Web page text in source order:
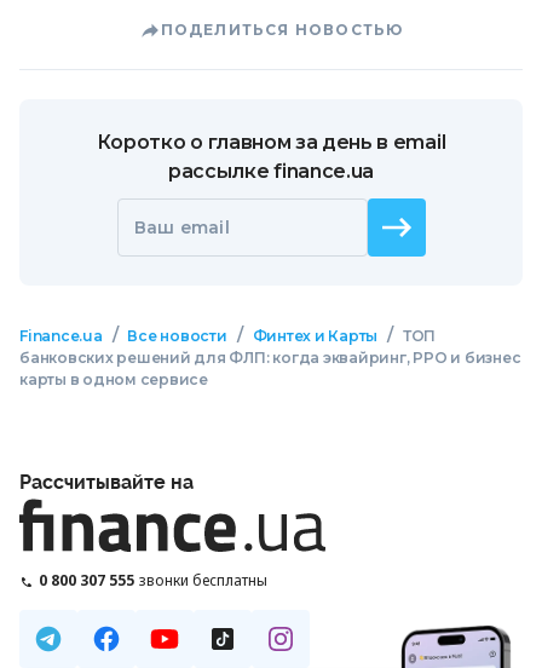
ПОДЕЛИТЬСЯ НОВОСТЬЮ
Коротко о главном за день в email
рассылке finance.ua
Ваш email
Finance.ua / Все новости / Финтех и Карты / ТОП
банковских решений для ФЛП: когда эквайринг, РРО и бизнес
карты в одном сервисе
Рассчитывайте на
0 800 307 555 звонки бесплатны